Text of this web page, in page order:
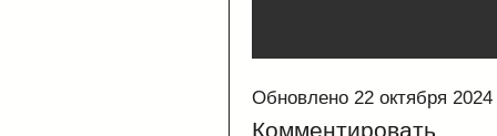
Обновлено 22 октября 2024
Комментировать